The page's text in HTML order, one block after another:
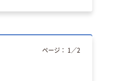
ページ： 1／2